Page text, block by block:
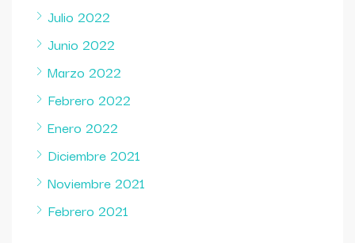
Julio 2022
Junio 2022
Marzo 2022
Febrero 2022
Enero 2022
Diciembre 2021
Noviembre 2021
Febrero 2021